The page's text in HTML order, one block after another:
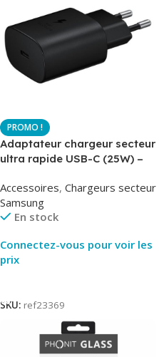
Adaptateur chargeur secteur
ultra rapide USB-C (25W) –
TA800
Accessoires, Chargeurs secteur
Samsung
En stock
Connectez-vous pour voir les
prix
SKU: ref23369